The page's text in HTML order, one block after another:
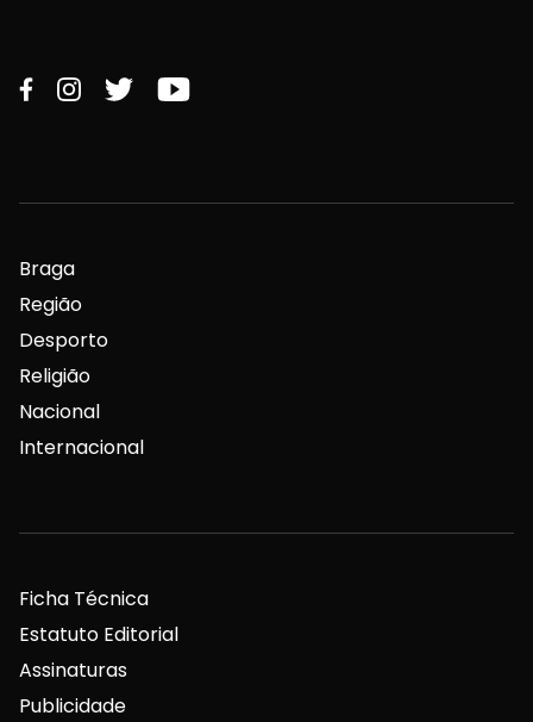
Braga
Região
Desporto
Religião
Nacional
Internacional
Ficha Técnica
Estatuto Editorial
Assinaturas
Publicidade